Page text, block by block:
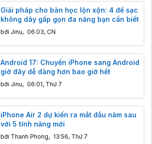
Giải pháp cho bàn học lộn xộn: 4 đế sạc
không dây gấp gọn đa năng bạn cần biết
bởi Jinu, 06:03, CN
Android 17: Chuyển iPhone sang Android
giờ đây dễ dàng hơn bao giờ hết
bởi Jinu, 06:01, Thứ 7
iPhone Air 2 dự kiến ra mắt đầu năm sau
với 5 tính năng mới
bởi Thanh Phong, 13:56, Thứ 7